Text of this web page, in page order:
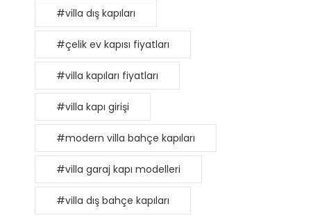
#villa dış kapıları
#çelik ev kapısı fiyatları
#villa kapıları fiyatları
#villa kapı girişi
#modern villa bahçe kapıları
#villa garaj kapı modelleri
#villa dış bahçe kapıları